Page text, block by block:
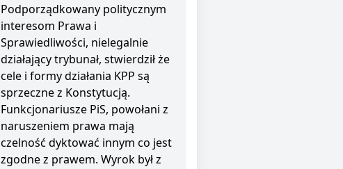
Podporządkowany politycznym
interesom Prawa i
Sprawiedliwości, nielegalnie
działający trybunał, stwierdził że
cele i formy działania KPP są
sprzeczne z Konstytucją.
Funkcjonariusze PiS, powołani z
naruszeniem prawa mają
czelność dyktować innym co jest
zgodne z prawem. Wyrok był z